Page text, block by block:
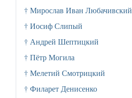
† Мирослав Иван Любачивский
† Иосиф Слипый
† Андрей Шептицкий
† Пётр Могила
† Мелетий Смотрицкий
† Филарет Денисенко